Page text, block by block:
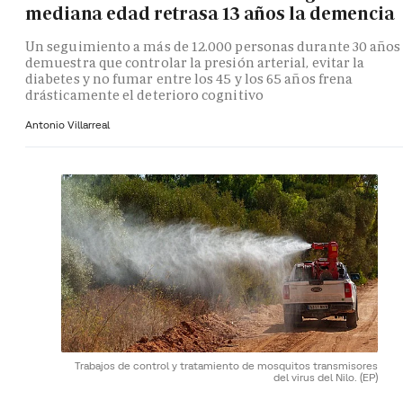
mediana edad retrasa 13 años la demencia
Un seguimiento a más de 12.000 personas durante 30 años
demuestra que controlar la presión arterial, evitar la
diabetes y no fumar entre los 45 y los 65 años frena
drásticamente el deterioro cognitivo
Antonio Villarreal
Trabajos de control y tratamiento de mosquitos transmisores
del virus del Nilo. (EP)